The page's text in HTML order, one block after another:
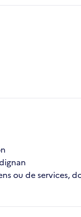
ou de services,